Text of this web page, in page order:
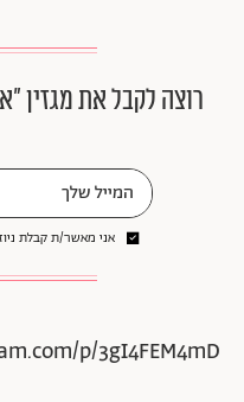
רוצה לקבל את מגזין
אני מאשר/ת קבלת
p/3gI4FEM4mD